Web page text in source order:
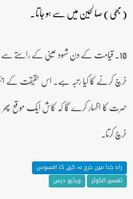
(بھی) صالحین میں سے ہو جاتا۔
10۔ قیامت کے دن شہود عینی کے راستے سے
خرچ کرنے کا کیا رتبہ ہے۔ اس حقیقت
حسرت کا اظہار کرے گا کہ کاش ایک موقع پھر
خرچ کرتا۔
راہ خدا میں خرچ نہ کرنے کا افسوس
تفسیر الکوثر
ویڈیو درس